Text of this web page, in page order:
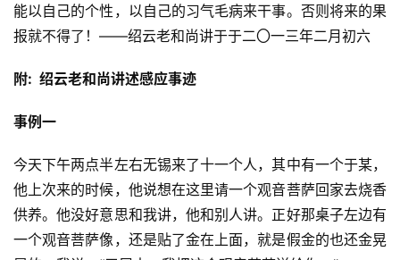
能以自己的个性，以自己的习气毛病来干事。否则将来的果
报就不得了！——绍云老和尚讲于于二〇一三年二月初六
附:  绍云老和尚讲述感应事迹
事例一
今天下午两点半左右无锡来了十一个人，其中有一个于某，
他上次来的时候，他说想在这里请一个观音菩萨回家去烧香
供养。他没好意思和我讲，他和别人讲。正好那桌子左边有
一个观音菩萨像，还是贴了金在上面，就是假金的也还金晃